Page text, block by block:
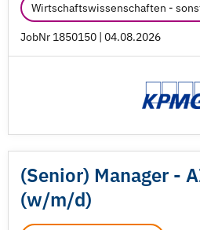
Wirtschaftswissenschaften -
JobNr 1850150 | 04.08.2026
(Senior) Manager -
(w/m/d)